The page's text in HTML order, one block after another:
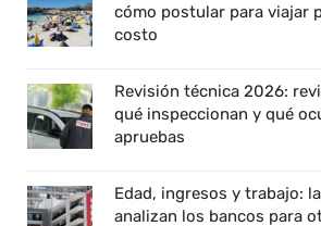
cómo postular para viajar
costo
Revisión técnica 2026:
qué inspeccionan y qué
apruebas
Edad, ingresos y trabajo:
analizan los bancos para